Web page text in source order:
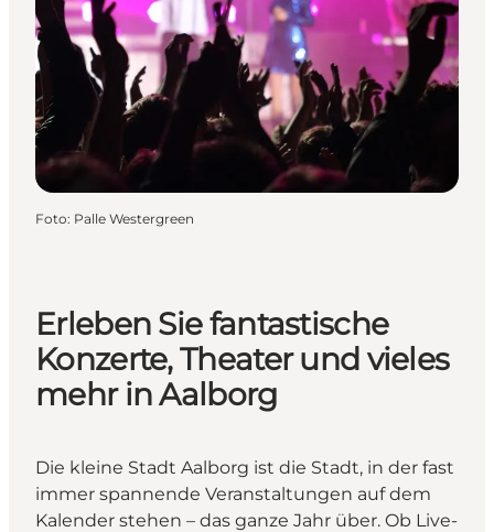
Foto: Palle Westergreen
Erleben Sie fantastische
Konzerte, Theater und vieles
mehr in Aalborg
Die kleine Stadt Aalborg ist die Stadt, in der fast
immer spannende Veranstaltungen auf dem
Kalender stehen – das ganze Jahr über. Ob Live-